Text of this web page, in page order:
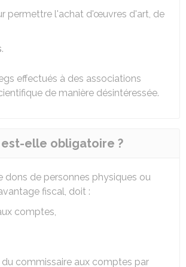
permettre l'achat d'œuvres d'art, de
.
effectués à des associations
de manière désintéressée.
elle obligatoire ?
dons de personnes physiques ou
fiscal, doit :
comptes,
commissaire aux comptes par